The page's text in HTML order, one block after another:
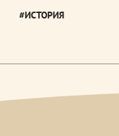
#ИСТОРИЯ